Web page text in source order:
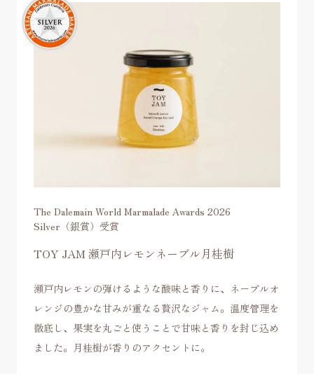
The Dalemain World Marmalade Awards 2026
Silver（銀賞）受賞
TOY JAM 瀬戸内レモンネーブル月桂樹
瀬戸内レモンの弾けるような酸味と香りに、ネーブルオ
レンジの豊かな甘みが重なる贅沢なジャム。温度管理を
徹底し、果実を丸ごと使うことで甘味と香りを封じ込め
ました。月桂樹が香りのアクセントに。